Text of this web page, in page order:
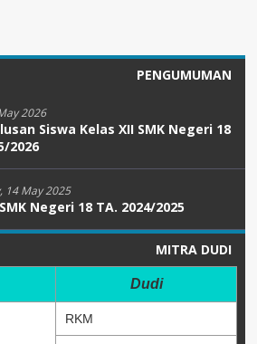
PENGUMUMAN
2026
Siswa Kelas XII SMK Negeri 18
2026
14 May 2025
Negeri 18 TA. 2024/2025
MITRA DUDI
Dudi
RKM